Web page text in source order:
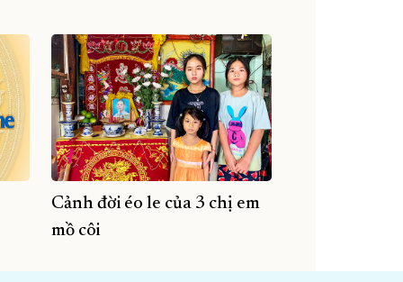
Cảnh đời éo le của 3 chị em
mồ côi